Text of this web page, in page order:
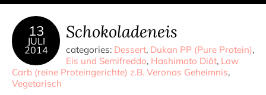
13
JULI
2014
Schokoladeneis
categories: Dessert, Dukan PP (Pure Protein),
Eis und Semifreddo, Hashimoto Diät, Low
Carb (reine Proteingerichte) z.B. Veronas Geheimnis,
Vegetarisch